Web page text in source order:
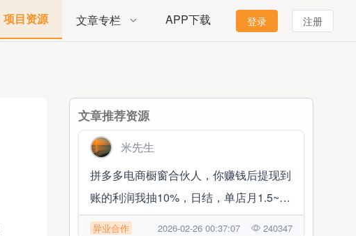
项目资源 文章专栏 APP下载 登录 注册
文章推荐资源
米先生
拼多多电商橱窗合伙人，你赚钱后提现到
账的利润我抽10%，日结，单店月1.5~2
万 随时提现
异业合作 2026-02-26 00:37:07 240347